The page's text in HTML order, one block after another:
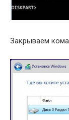
Закрываем